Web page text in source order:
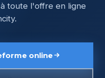
toute l'offre en ligne
online